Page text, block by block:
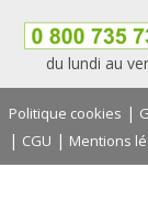
du lundi au
Politique cookies |
| CGU | Mentions